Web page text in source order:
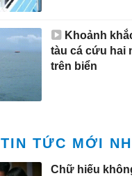
Khoảnh
tàu cá cứu hai
trên biển
TIN TỨC MỚI
Chữ hiếu